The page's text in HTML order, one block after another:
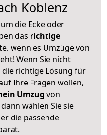
Koblenz
die Ecke oder
das richtige
wenn es Umzüge von
Wenn Sie nicht
richtige Lösung für
Ihre Fragen wollen,
Umzug von
wählen Sie sie
die passende